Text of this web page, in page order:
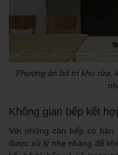
Phương án bố trí khu rửa,
Không gian bếp kết
Với những căn bếp có
được xử lý nhẹ nhàng để